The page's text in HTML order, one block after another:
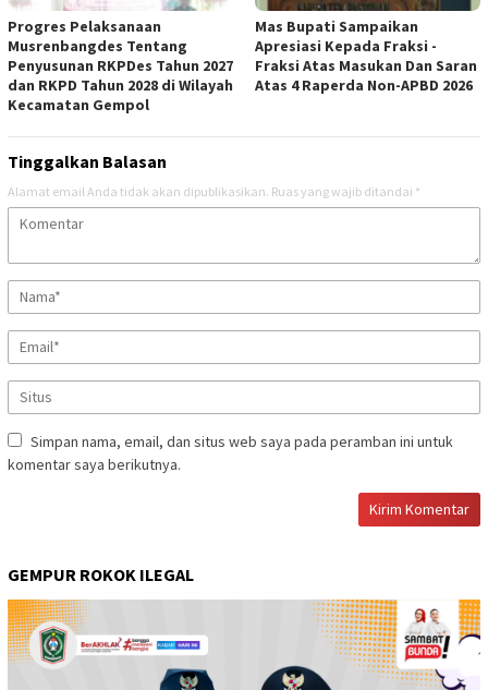
Progres Pelaksanaan
Musrenbangdes Tentang
Penyusunan RKPDes Tahun 2027
dan RKPD Tahun 2028 di Wilayah
Kecamatan Gempol
Mas Bupati Sampaikan
Apresiasi Kepada Fraksi -
Fraksi Atas Masukan Dan Saran
Atas 4 Raperda Non-APBD 2026
Tinggalkan Balasan
Alamat email Anda tidak akan dipublikasikan. Ruas yang wajib ditandai *
Simpan nama, email, dan situs web saya pada peramban ini untuk
komentar saya berikutnya.
GEMPUR ROKOK ILEGAL